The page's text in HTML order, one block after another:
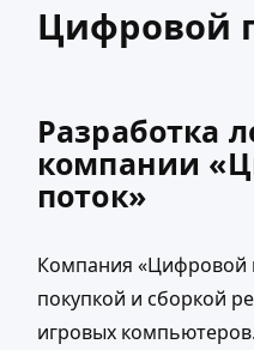
Цифровой
Разработка
компании
поток»
Компания «Цифровой
покупкой и сборкой
игровых